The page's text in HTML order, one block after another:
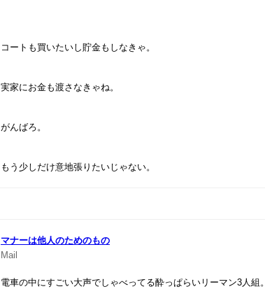
コートも買いたいし貯金もしなきゃ。
実家にお金も渡さなきゃね。
がんばろ。
もう少しだけ意地張りたいじゃない。
マナーは他人のためのもの
Mail
電車の中にすごい大声でしゃべってる酔っぱらいリーマン3人組。